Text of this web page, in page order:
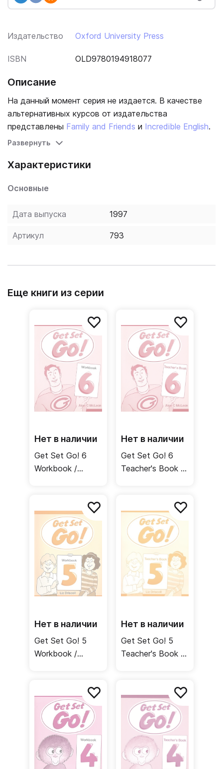
Издательство Oxford University Press
ISBN OLD9780194918077
Описание
На данный момент серия не издается. В качестве
альтернативных курсов от издательства
представлены Family and Friends и Incredible English.
Развернуть
Характеристики
Основные
Дата выпуска 1997
Артикул 793
Еще книги из серии
Нет в наличии
Get Set Go! 6
Workbook /
Нет в наличии
Get Set Go! 6
Teacher's Book /
Нет в наличии
Get Set Go! 5
Workbook /
Нет в наличии
Get Set Go! 5
Teacher's Book /